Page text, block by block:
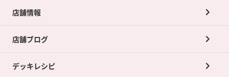
店舗情報
店舗ブログ
デッキレシピ